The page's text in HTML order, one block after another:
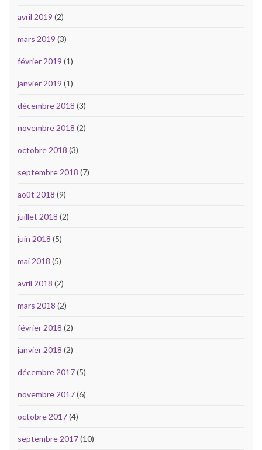
avril 2019 (2)
mars 2019 (3)
février 2019 (1)
janvier 2019 (1)
décembre 2018 (3)
novembre 2018 (2)
octobre 2018 (3)
septembre 2018 (7)
août 2018 (9)
juillet 2018 (2)
juin 2018 (5)
mai 2018 (5)
avril 2018 (2)
mars 2018 (2)
février 2018 (2)
janvier 2018 (2)
décembre 2017(5)
novembre 2017(6)
octobre 2017(4)
septembre 2017(10)